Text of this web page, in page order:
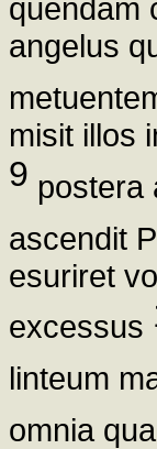
quendam
angelus
misit illos
9 postera
ascendit
esuriret
excessus
linteum
omnia